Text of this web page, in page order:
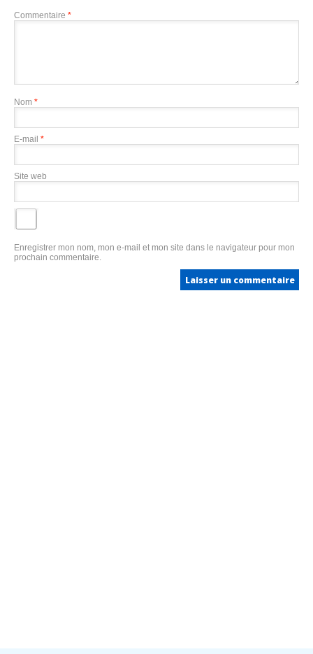
Commentaire *
Nom *
E-mail *
Site web
Enregistrer mon nom, mon e-mail et mon site dans le navigateur pour mon
prochain commentaire.